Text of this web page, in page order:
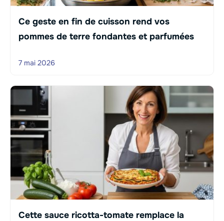
Ce geste en fin de cuisson rend vos
pommes de terre fondantes et parfumées
7 mai 2026
Cette sauce ricotta-tomate remplace la